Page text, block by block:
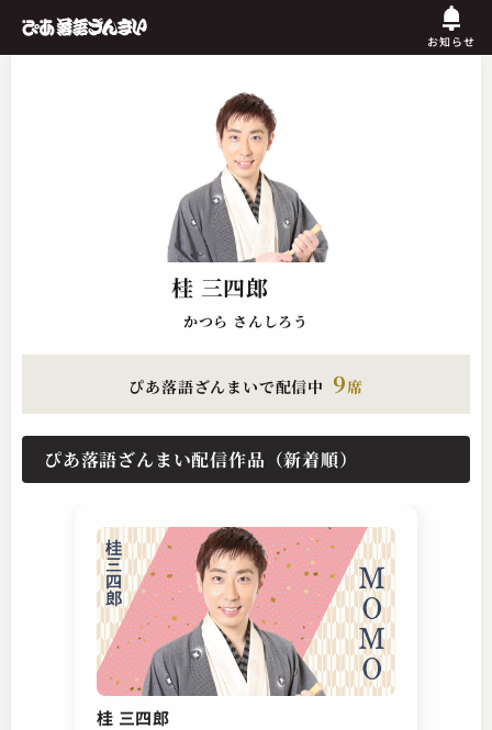
お知らせ
桂 三四郎
かつら さんしろう
ぴあ落語ざんまいで配信中 9席
ぴあ落語ざんまい配信作品（新着順）
桂 三四郎